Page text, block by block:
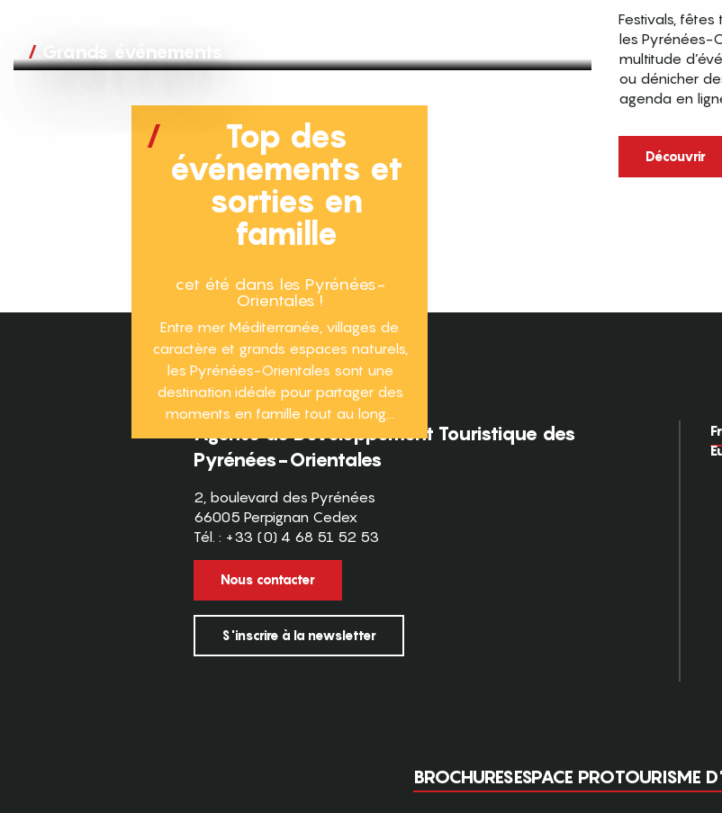
Grands événements
Festivals, fêtes
les Pyrénées-
multitude
ou dénicher
agenda en
Découvrir
Top des
événements et
sorties en
famille
cet été dans les Pyrénées-
Orientales !
Entre mer Méditerranée, villages de
caractère et grands espaces naturels,
les Pyrénées-Orientales sont une
destination idéale pour partager des
moments en famille tout au long...
Agence de Développement Touristique des
Pyrénées-Orientales
2, boulevard des Pyrénées
66005 Perpignan Cedex
Tél. : +33 (0) 4 68 51 52 53
Nous contacter
S'inscrire à la newsletter
BROCHURESESPACE PROTOURISME